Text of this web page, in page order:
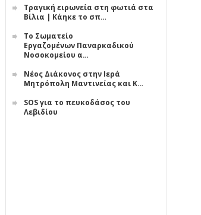
Τραγική ειρωνεία στη φωτιά στα
Βίλια | Κάηκε το σπ…
Το Σωματείο
Εργαζομένων Παναρκαδικού
Νοσοκομείου α…
Νέος Διάκονος στην Ιερά
Μητρόπολη Μαντινείας και Κ…
SOS για το πευκοδάσος του
Λεβιδίου